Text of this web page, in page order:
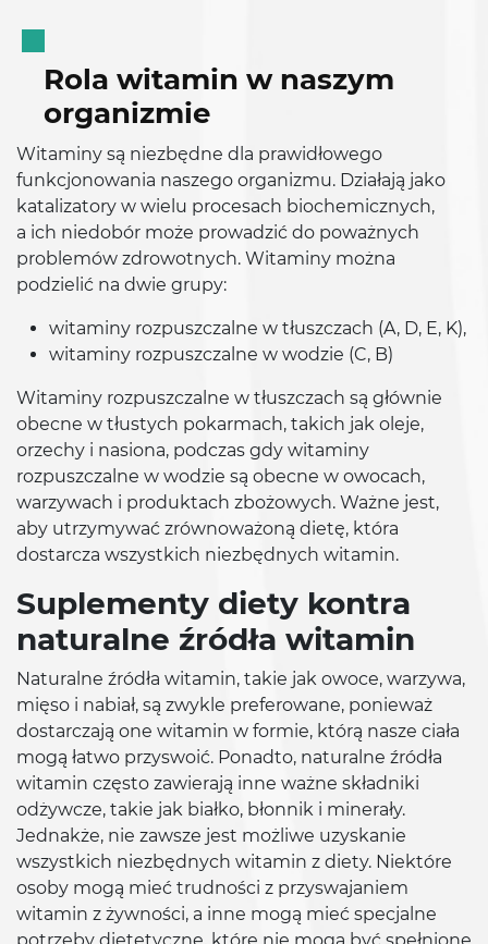
Rola witamin w naszym
organizmie
Witaminy są niezbędne dla prawidłowego
funkcjonowania naszego organizmu. Działają jako
katalizatory w wielu procesach biochemicznych,
a ich niedobór może prowadzić do poważnych
problemów zdrowotnych. Witaminy można
podzielić na dwie grupy:
witaminy rozpuszczalne w tłuszczach (A, D, E, K),
witaminy rozpuszczalne w wodzie (C, B)
Witaminy rozpuszczalne w tłuszczach są głównie
obecne w tłustych pokarmach, takich jak oleje,
orzechy i nasiona, podczas gdy witaminy
rozpuszczalne w wodzie są obecne w owocach,
warzywach i produktach zbożowych. Ważne jest,
aby utrzymywać zrównoważoną dietę, która
dostarcza wszystkich niezbędnych witamin.
Suplementy diety kontra
naturalne źródła witamin
Naturalne źródła witamin, takie jak owoce, warzywa,
mięso i nabiał, są zwykle preferowane, ponieważ
dostarczają one witamin w formie, którą nasze ciała
mogą łatwo przyswoić. Ponadto, naturalne źródła
witamin często zawierają inne ważne składniki
odżywcze, takie jak białko, błonnik i minerały.
Jednakże, nie zawsze jest możliwe uzyskanie
wszystkich niezbędnych witamin z diety. Niektóre
osoby mogą mieć trudności z przyswajaniem
witamin z żywności, a inne mogą mieć specjalne